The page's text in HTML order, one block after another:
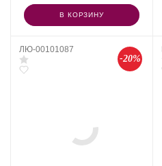
В КОРЗИНУ
ЛЮ-00101087
-20%